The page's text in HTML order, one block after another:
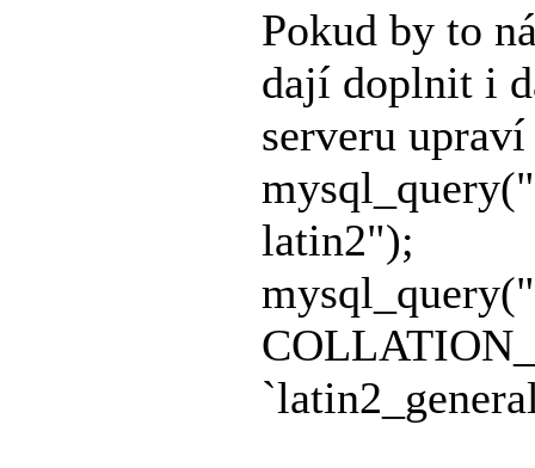
Pokud by to
dají doplnit i
serveru
latin2");